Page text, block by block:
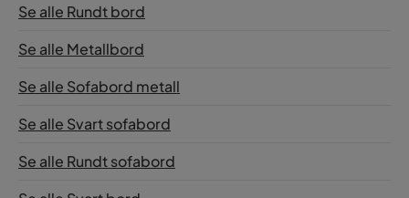
Se alle Rundt bord
Se alle Metallbord
Se alle Sofabord metall
Se alle Svart sofabord
Se alle Rundt sofabord